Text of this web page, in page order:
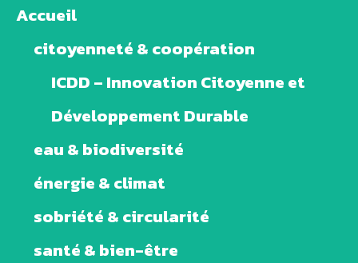
Accueil
citoyenneté & coopération
ICDD – Innovation Citoyenne et
Développement Durable
eau & biodiversité
énergie & climat
sobriété & circularité
santé & bien-être